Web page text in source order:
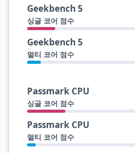
Geekbench 5
싱글 코어 점수
Geekbench 5
멀티 코어 점수
Passmark CPU
싱글 코어 점수
Passmark CPU
멀티 코어 점수